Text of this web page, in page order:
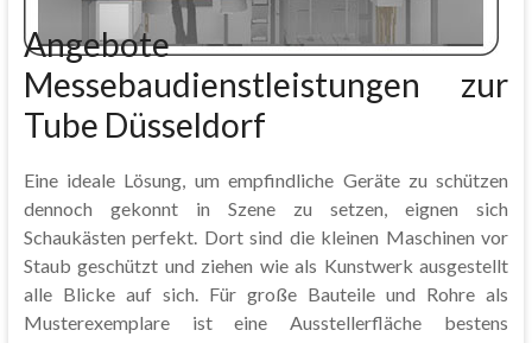
Angebote
Messebaudienstleistungen zur
Tube Düsseldorf
Eine ideale Lösung, um empfindliche Geräte zu schützen
dennoch gekonnt in Szene zu setzen, eignen sich
Schaukästen perfekt. Dort sind die kleinen Maschinen vor
Staub geschützt und ziehen wie als Kunstwerk ausgestellt
alle Blicke auf sich. Für große Bauteile und Rohre als
Musterexemplare ist eine Ausstellerfläche bestens